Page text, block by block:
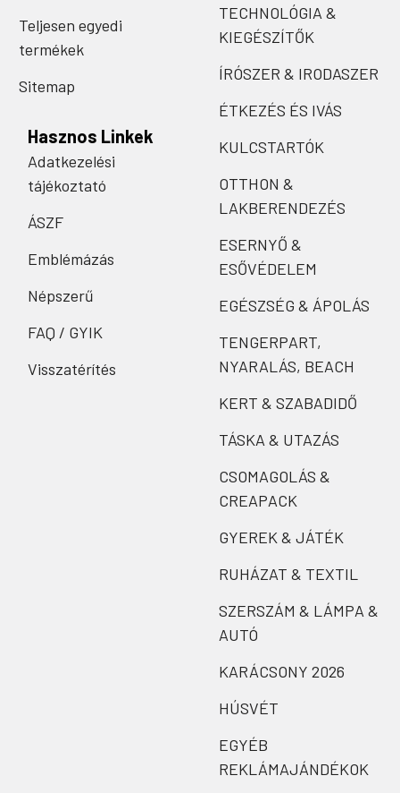
Teljesen egyedi
termékek
Sitemap
Hasznos Linkek
Adatkezelési
tájékoztató
ÁSZF
Emblémázás
Népszerű
FAQ / GYIK
Visszatérítés
TECHNOLÓGIA &
KIEGÉSZÍTŐK
ÍRÓSZER & IRODASZER
ÉTKEZÉS ÉS IVÁS
KULCSTARTÓK
OTTHON &
LAKBERENDEZÉS
ESERNYŐ &
ESŐVÉDELEM
EGÉSZSÉG & ÁPOLÁS
TENGERPART,
NYARALÁS, BEACH
KERT & SZABADIDŐ
TÁSKA & UTAZÁS
CSOMAGOLÁS &
CREAPACK
GYEREK & JÁTÉK
RUHÁZAT & TEXTIL
SZERSZÁM & LÁMPA &
AUTÓ
KARÁCSONY 2026
HÚSVÉT
EGYÉB
REKLÁMAJÁNDÉKOK